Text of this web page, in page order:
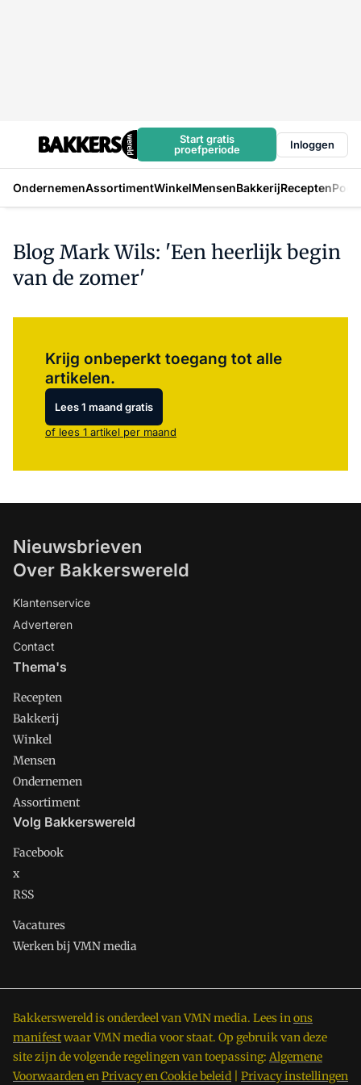
Start gratis
proefperiode
Inloggen
OndernemenAssortimentWinkelMensenBakkerijRecepten
Blog Mark Wils: 'Een heerlijk begin
van de zomer'
Krijg onbeperkt toegang tot alle
artikelen.
Lees 1 maand gratis
of lees 1 artikel per maand
Nieuwsbrieven
Over Bakkerswereld
Klantenservice
Adverteren
Contact
Thema's
Recepten
Bakkerij
Winkel
Mensen
Ondernemen
Assortiment
Volg Bakkerswereld
Facebook
x
RSS
Vacatures
Werken bij VMN media
Bakkerswereld is onderdeel van VMN media. Lees inons
manifestwaar VMN media voor staat. Op gebruik van deze
site zijn de volgende regelingen van toepassing: Algemene
VoorwaardenenPrivacy en Cookie beleid Privacy instellingen